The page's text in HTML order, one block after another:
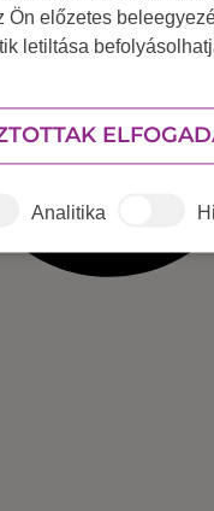
előzetes
letiltása
Analitika